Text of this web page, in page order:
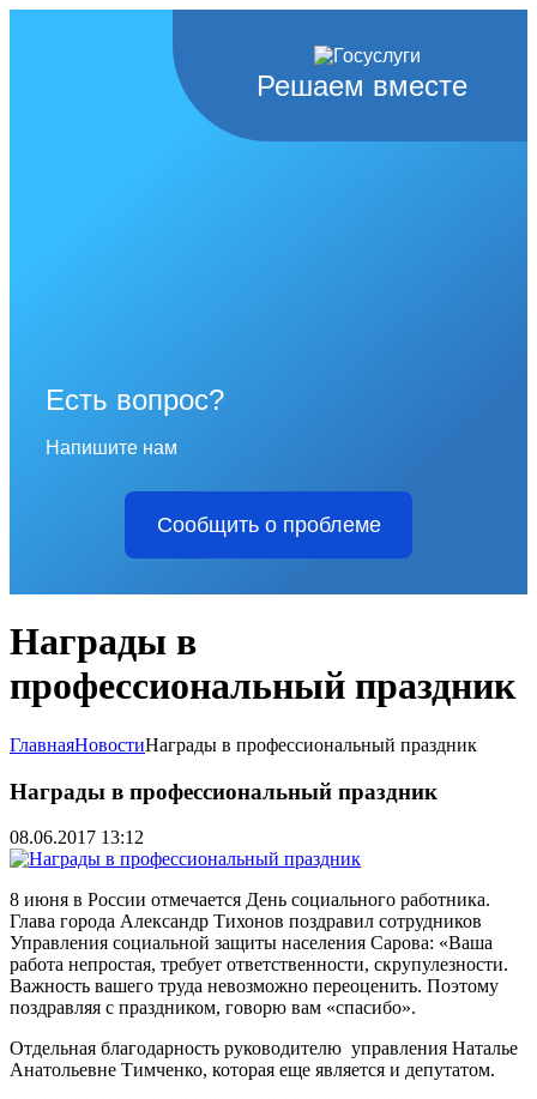
Решаем вместе
Есть вопрос?
Напишите нам
Сообщить о проблеме
Награды в
профессиональный праздник
ГлавнаяНовостиНаграды в профессиональный праздник
Награды в профессиональный праздник
08.06.2017 13:12
8 июня в России отмечается День социального работника.
Глава города Александр Тихонов поздравил сотрудников
Управления социальной защиты населения Сарова: «Ваша
работа непростая, требует ответственности, скрупулезности.
Важность вашего труда невозможно переоценить. Поэтому
поздравляя с праздником, говорю вам «спасибо».
Отдельная благодарность руководителю управления Наталье
Анатольевне Тимченко, которая еще является и депутатом.